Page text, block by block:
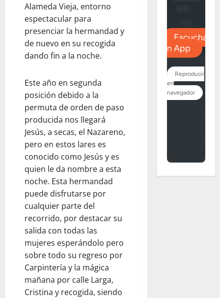
Alameda Vieja, entorno
espectacular para
presenciar la hermandad y
de nuevo en su recogida
dando fin a la noche.
Este año en segunda
posición debido a la
permuta de orden de paso
producida nos llegará
Jesús, a secas, el Nazareno,
pero en estos lares es
conocido como Jesús y es
quien le da nombre a esta
noche. Esta hermandad
puede disfrutarse por
cualquier parte del
recorrido, por destacar su
salida con todas las
mujeres esperándolo pero
sobre todo su regreso por
Carpintería y la mágica
mañana por calle Larga,
Cristina y recogida, siendo